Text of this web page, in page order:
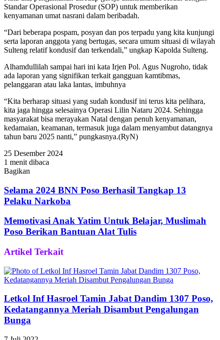
Standar Operasional Prosedur (SOP) untuk memberikan
kenyamanan umat nasrani dalam beribadah.
“Dari beberapa pospam, posyan dan pos terpadu yang kita kunjungi
serta laporan anggota yang bertugas, secara umum situasi di wilayah
Sulteng relatif kondusif dan terkendali,” ungkap Kapolda Sulteng.
Alhamdullilah sampai hari ini kata Irjen Pol. Agus Nugroho, tidak
ada laporan yang signifikan terkait gangguan kamtibmas,
pelanggaran atau laka lantas, imbuhnya
“Kita berharap situasi yang sudah kondusif ini terus kita pelihara,
kita jaga hingga selesainya Operasi Lilin Nataru 2024. Sehingga
masyarakat bisa merayakan Natal dengan penuh kenyamanan,
kedamaian, keamanan, termasuk juga dalam menyambut datangnya
tahun baru 2025 nanti,” pungkasnya.(RyN)
25 Desember 2024
1 menit dibaca
Bagikan
via
Email
Selama 2024 BNN Poso Berhasil Tangkap 13
Pelaku Narkoba
Memotivasi Anak Yatim Untuk Belajar, Muslimah
Poso Berikan Bantuan Alat Tulis
Artikel Terkait
Letkol Inf Hasroel Tamin Jabat Dandim 1307 Poso,
Kedatangannya Meriah Disambut Pengalungan
Bunga